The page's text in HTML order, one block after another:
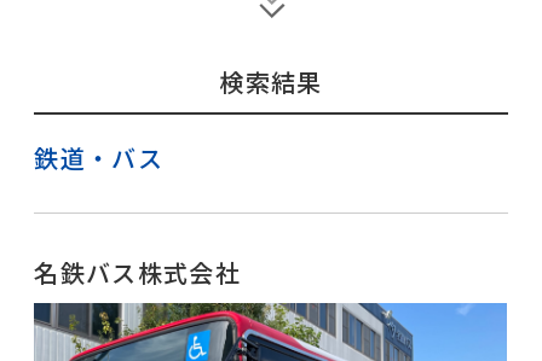
検索結果
鉄道・バス
名鉄バス株式会社